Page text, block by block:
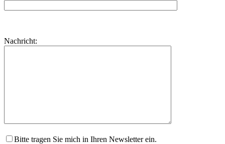
dieses
lasse
Nachricht:
Bitte tragen Sie mich in Ihren Newsletter ein.